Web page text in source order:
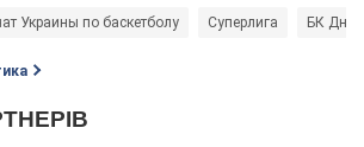
Украины по баскетболу Суперлига БК